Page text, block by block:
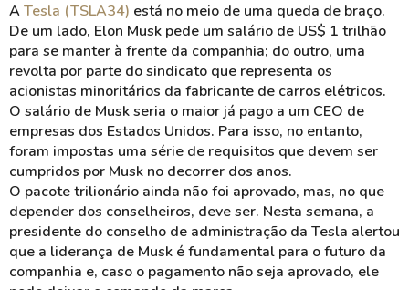
ATesla (TSLA34) está no meio de uma queda de braço.
De um lado, Elon Musk pede um salário de US$ 1 trilhão
para se manter à frente da companhia; do outro, uma
revolta por parte do sindicato que representa os
acionistas minoritários da fabricante de carros elétricos.
O salário de Musk seria o maior já pago a um CEO de
empresas dos Estados Unidos. Para isso, no entanto,
foram impostas uma série de requisitos que devem ser
cumpridos por Musk no decorrer dos anos.
O pacote trilionário ainda não foi aprovado, mas, no que
depender dos conselheiros, deve ser. Nesta semana, a
presidente do conselho de administração da Tesla alertou
que a liderança de Musk é fundamental para o futuro da
companhia e, caso o pagamento não seja aprovado, ele